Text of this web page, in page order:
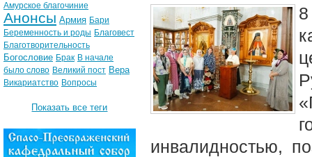
инвалидностью,
Амурское благочиние
Анонсы Армия Бари
Беременность и роды Благовест
Благотворительность
Богословие Брак В начале
было слово Великий пост Вера
Викариатство Вопросы
Показать все теги